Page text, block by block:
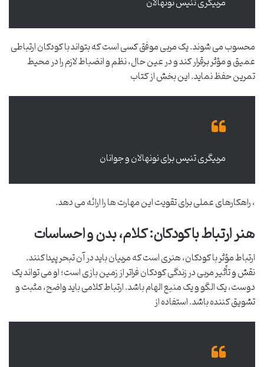
محسوب می شوند. یک مربی موفق کسی است که بتواند با کودکان ارتباطی
عمیق و مؤثر برقرار کند و در عین حال، نظم و انضباط لازم را در محیط
تمرین حفظ نماید. این بخش از کتاب
مربیگری تنیس برای نونهالان و جوانان
، راهکارهای عملی برای تقویت این مهارت ها را ارائه می دهد.
هنر ارتباط با کودکان: کلام، بدن و احساسات
ارتباط مؤثر با کودکان، هنری است که مربیان باید در آن تبحر پیدا کنند.
نقش و تأثیر مربی در زندگی کودکان فراتر از زمین بازی است؛ او می تواند یک
دوست، یک الگو و یک منبع الهام باشد. ارتباط کلامی باید واضح، مثبت و
تشویق کننده باشد. استفاده از